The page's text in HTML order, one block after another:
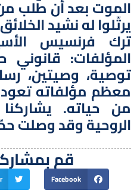
الموت بعد أن طلب
يرتّلوا له نشيد
ترك فرنسيس
المؤلفات: قانوني
توصية، وصيتين،
معظم مؤلفاته تعود
من حياته.
الروحية وقد وصلت
قم
Facebook